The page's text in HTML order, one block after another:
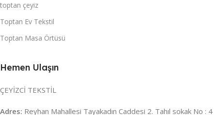
toptan çeyiz
Toptan Ev Tekstil
Toptan Masa Örtüsü
Hemen Ulaşın
ÇEYİZCİ TEKSTİL
Adres: Reyhan Mahallesi Tayakadın Caddesi 2. Tahıl sokak No : 4